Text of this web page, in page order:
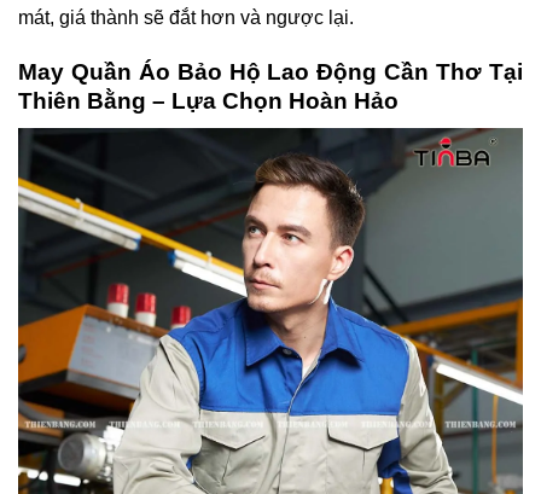
mát, giá thành sẽ đắt hơn và ngược lại.
May Quần Áo Bảo Hộ Lao Động Cần Thơ Tại
Thiên Bằng – Lựa Chọn Hoàn Hảo